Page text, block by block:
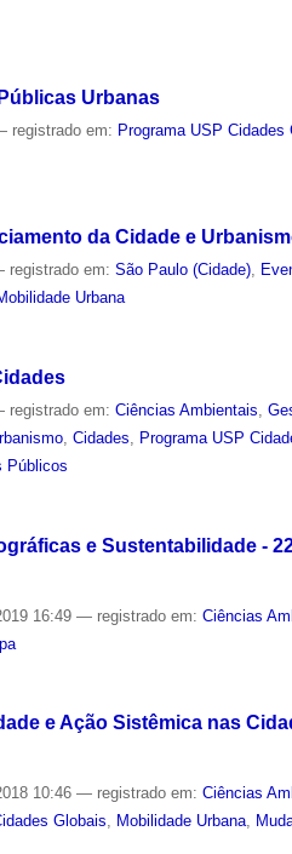
Urbanas
registrado em: Programa USP Cidades
da Cidade e
registrado em:São Paulo (Cidade),
Urbana
registrado em:Ciências Ambientais ,
,Cidades Programa USP
Públicos
e Sustentabilidade -
16:49— registrado em:Ciências
e Ação Sistêmica nas
10:46— registrado em:Ciências
Globais, Mobilidade Urbana,